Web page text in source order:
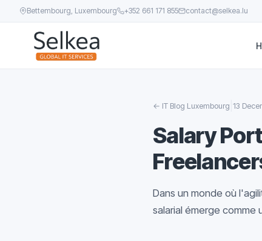
Bettembourg, Luxembourg +352 661 171 855 contact@selkea.lu
← IT Blog Luxembourg 13
Salary
Dans un monde où
salarial émerge